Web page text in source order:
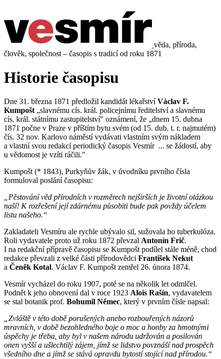
věda, příroda,
člověk, společnost – časopis s tradicí od roku 1871
Historie časopisu
Dne 31. března 1871 předložil kandidát lékařství Václav F.
Kumpošt„slavnému cís. král. policejnímu ředitelství a slavnému
cís. král. státnímu zastupitelství" oznámení, že „dnem 15. dubna
1871 počne v Praze v příštím bytu svém (od 15. dub. t. r. najmutém)
čís. 32 nov. Karlovo náměstí vydávati vlastním svým nákladem
a vlastní svou redakcí periodický časopis Vesmír ... se žádostí, aby
u vědomost je vzíti ráčili."
Kumpošt (* 1843), Purkyňův žák, v úvodníku prvního čísla
formuloval poslání časopisu:
„Pěstování věd přírodních v rozměrech nejširších je životní otázkou
naší! K rozřešení její zdárnému působiti bude pak povždy účelem
listu našeho.“
Zakladateli Vesmíru ale rychle ubývalo sil, sužovala ho tuberkulóza.
Roli vydavatele proto už roku 1872 převzal Antonín Frič.
I na redakční přípravě časopisu se Kumpošt podílel stále méně, chod
redakce převzali z velké části přírodovědci František Nekut
a Čeněk Kotal. Václav F. Kumpošt zemřel 26. února 1874.
Vesmír vycházel do roku 1907, poté se na několik let odmlčel.
Podnět k jeho obnovení dal v roce 1923 Alois Rašín, vydavatelem
se stal botanik prof. Bohumil Němec, který v prvním čísle napsal:
„Zvláště v této době porušených anebo rozbouřených názorů
mravních, v době bezohledného boje o moc a honby za hmotnými
úspěchy je třeba, aby byl v našem národu udržován a posilován
onen vyšší a ušlechtilý zájem, jímž se lidstvo povznáší nad prospěch
všedního dne a jímž se stává opravdu bytostí stojící nad přírodou.“